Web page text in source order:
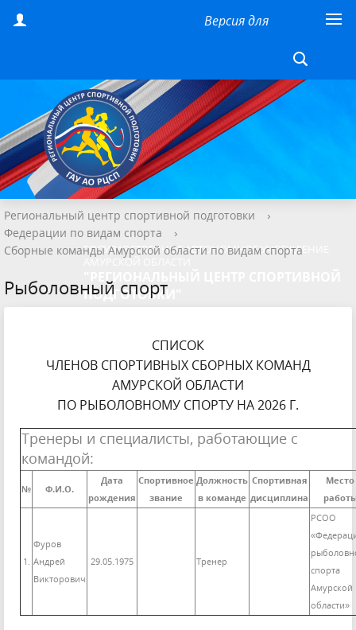
Версия для
ГОСУДАРСТВЕННОЕ АВТОНОМНОЕ УЧРЕЖДЕНИЕ
АМУРСКОЙ ОБЛАСТИ
"РЕГИОНАЛЬНЫЙ ЦЕНТР СПОРТИВНОЙ
ПОДГОТОВКИ"
Региональный центр спортивной подготовки
›
Федерации по видам спорта
›
Сборные команды Амурской области по видам спорта
Рыболовный спорт
СПИСОК
ЧЛЕНОВ СПОРТИВНЫХ СБОРНЫХ КОМАНД
АМУРСКОЙ ОБЛАСТИ
ПО РЫБОЛОВНОМУ СПОРТУ НА 2026 Г.
Тренеры и специалисты, работающие с
командой:
№ Ф.И.О.
Дата
рождения
Спортивное
звание
Должность
в команде
Спортивная
дисциплина
Место
1.
Фуров
Андрей
Викторович
29.05.1975 Тренер
РСОО
спорта
Амурской
области»